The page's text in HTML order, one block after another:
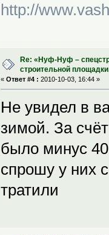
http://
Re: «Нуф-Нуф –
строительной
« Ответ #4 : 2010-10-03, 16:44 »
Не увидел в
зимой. За
было минус
спрошу у них
тратили